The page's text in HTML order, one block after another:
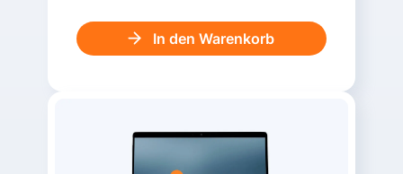
In den Warenkorb